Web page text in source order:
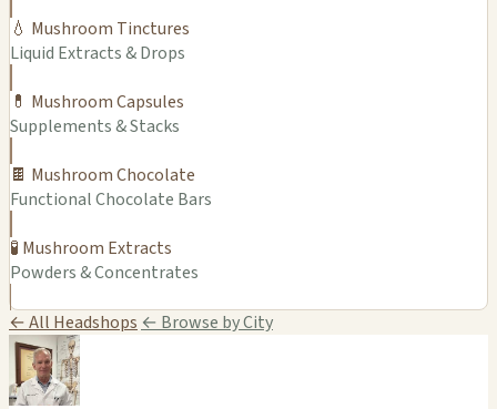
💧 Mushroom Tinctures
Liquid Extracts & Drops
💊 Mushroom Capsules
Supplements & Stacks
🍫 Mushroom Chocolate
Functional Chocolate Bars
🧪 Mushroom Extracts
Powders & Concentrates
← All Headshops ← Browse by City